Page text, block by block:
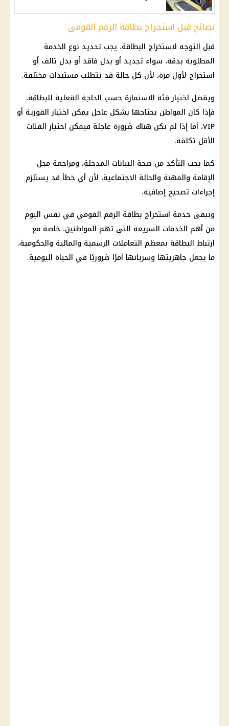
نصائح قبل استخراج بطاقة الرقم القومي
قبل التوجه لاستخراج البطاقة، يجب تحديد نوع الخدمة
المطلوبة بدقة، سواء تجديد أو بدل فاقد أو بدل تالف أو
استخراج لأول مرة، لأن كل حالة قد تتطلب مستندات مختلفة.
ويفضل اختيار فئة الاستمارة حسب الحاجة الفعلية للبطاقة،
فإذا كان المواطن يحتاجها بشكل عاجل يمكن اختيار الفورية أو
VIP، أما إذا لم تكن هناك ضرورة عاجلة فيمكن اختيار الفئات
الأقل تكلفة.
كما يجب التأكد من صحة البيانات المدخلة، ومراجعة محل
الإقامة والمهنة والحالة الاجتماعية، لأن أي خطأ قد يستلزم
إجراءات تصحيح إضافية.
وتبقى خدمة استخراج بطاقة الرقم القومي في نفس اليوم
من أهم الخدمات السريعة التي تهم المواطنين، خاصة مع
ارتباط البطاقة بمعظم التعاملات الرسمية والمالية والحكومية،
ما يجعل جاهزيتها وسريانها أمرًا ضروريًا في الحياة اليومية.